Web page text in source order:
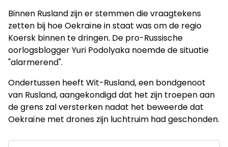
Binnen Rusland zijn er stemmen die vraagtekens
zetten bij hoe Oekraïne in staat was om de regio
Koersk binnen te dringen. De pro-Russische
oorlogsblogger Yuri Podolyaka noemde de situatie
"alarmerend".
Ondertussen heeft Wit-Rusland, een bondgenoot
van Rusland, aangekondigd dat het zijn troepen aan
de grens zal versterken nadat het beweerde dat
Oekraïne met drones zijn luchtruim had geschonden.